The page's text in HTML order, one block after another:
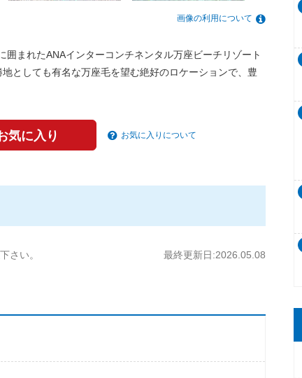
画像の利用について
まれたANAインターコンチネンタル万座ビーチリゾート
としても有名な万座毛を望む絶好のロケーションで、豊
気に入り お気に入りについて
さい。 最終更新日:2026.05.08